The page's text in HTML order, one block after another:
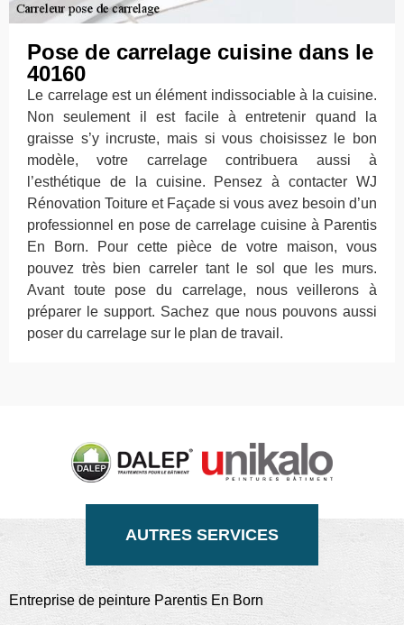
Pose de carrelage cuisine dans le
40160
Le carrelage est un élément indissociable à la cuisine.
Non seulement il est facile à entretenir quand la
graisse s’y incruste, mais si vous choisissez le bon
modèle, votre carrelage contribuera aussi à
l’esthétique de la cuisine. Pensez à contacter WJ
Rénovation Toiture et Façade si vous avez besoin d’un
professionnel en pose de carrelage cuisine à Parentis
En Born. Pour cette pièce de votre maison, vous
pouvez très bien carreler tant le sol que les murs.
Avant toute pose du carrelage, nous veillerons à
préparer le support. Sachez que nous pouvons aussi
poser du carrelage sur le plan de travail.
AUTRES SERVICES
Entreprise de peinture Parentis En Born